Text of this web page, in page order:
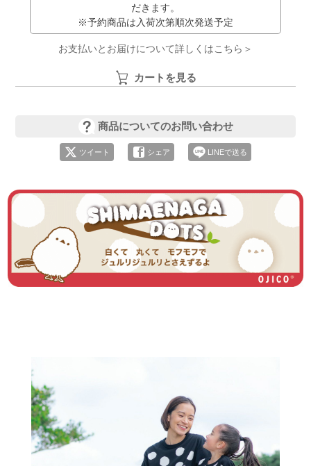
だきます。
※予約商品は入荷次第順次発送予定
お支払いとお届けについて詳しくはこちら＞
カートを見る
商品についてのお問い合わせ
ツイート シェア LINEで送る